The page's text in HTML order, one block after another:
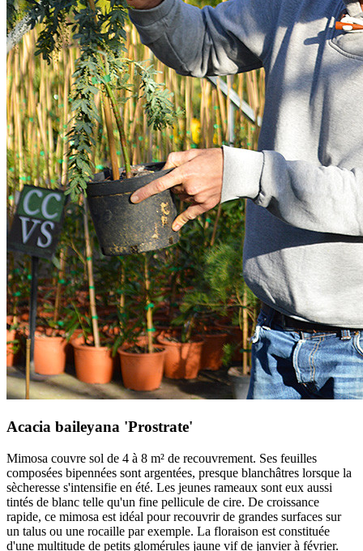
Acacia baileyana 'Prostrate'
Mimosa couvre sol de 4 à 8 m² de recouvrement. Ses feuilles
composées bipennées sont argentées, presque blanchâtres lorsque la
sècheresse s'intensifie en été. Les jeunes rameaux sont eux aussi
tintés de blanc telle qu'un fine pellicule de cire. De croissance
rapide, ce mimosa est idéal pour recouvrir de grandes surfaces sur
un talus ou une rocaille par exemple. La floraison est constituée
d'une multitude de petits glomérules jaune vif de janvier à février.